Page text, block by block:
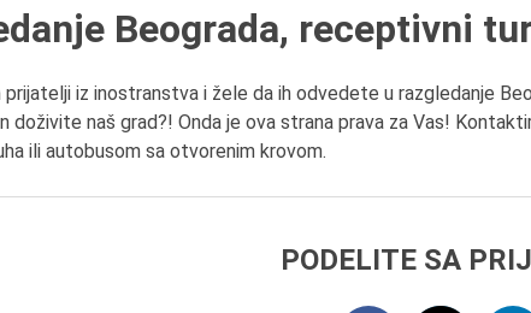
Beograda, receptivni
prijatelji iz inostranstva i žele da ih odvedete u razgledanje
doživite naš grad?! Onda je ova strana prava za Vas!
ili autobusom sa otvorenim krovom.
PODELITE SA